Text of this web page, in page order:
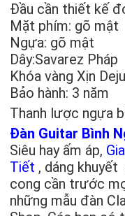
Đầu cần thiết kế
Mặt phím: gõ mật
Ngựa: gõ mật
Dây:Savarez Pháp
Khóa vàng Xịn
Bảo hành: 3 năm
Thanh lược ngựa
Đàn Guitar Bình
Siêu hay ấm áp,
Tiết , dáng
cong cần trước
những mẫu đàn